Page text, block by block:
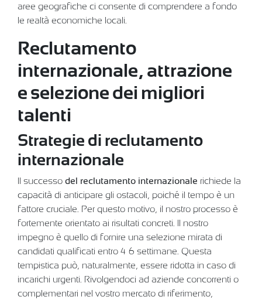
aree geografiche ci consente di comprendere a fondo
le realtà economiche locali.
Reclutamento
internazionale, attrazione
e selezione dei migliori
talenti
Strategie di reclutamento
internazionale
Il successo del reclutamento internazionale richiede la
capacità di anticipare gli ostacoli, poiché il tempo è un
fattore cruciale. Per questo motivo, il nostro processo è
fortemente orientato ai risultati concreti. Il nostro
impegno è quello di fornire una selezione mirata di
candidati qualificati entro 4-6 settimane. Questa
tempistica può, naturalmente, essere ridotta in caso di
incarichi urgenti. Rivolgendoci ad aziende concorrenti o
complementari nel vostro mercato di riferimento,